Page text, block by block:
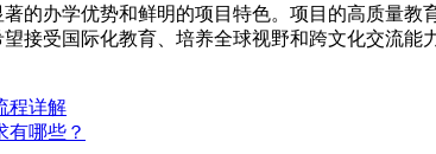
的办学优势和鲜明的项目特色。项目的高质量
接受国际化教育、培养全球视野和跨文化交流
程详解
有哪些？